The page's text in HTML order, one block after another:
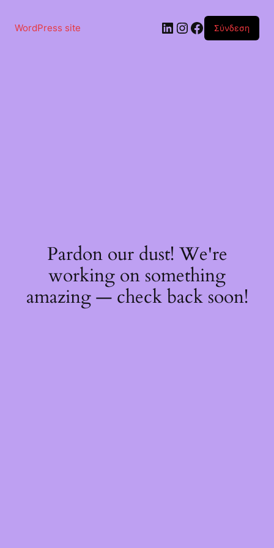
περιεχόμενο
WordPress site Linkedin
Instagram
Facebook
Σύνδεση
Pardon our dust! We're
working on something
amazing — check back soon!